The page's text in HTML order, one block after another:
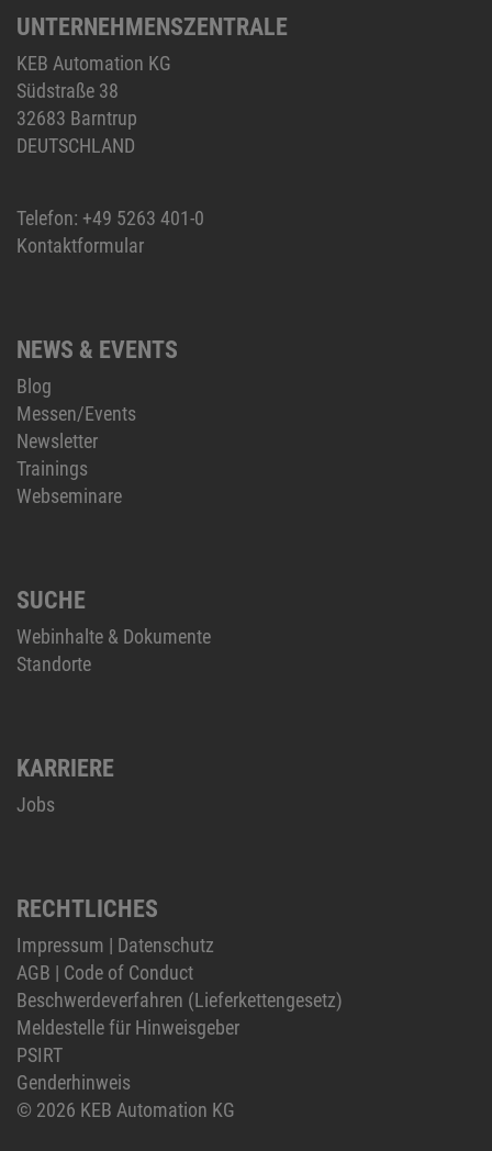
UNTERNEHMENSZENTRALE
KEB Automation KG
Südstraße 38
32683 Barntrup
DEUTSCHLAND
Telefon: +49 5263 401-0
Kontaktformular
NEWS & EVENTS
Blog
Messen/Events
Newsletter
Trainings
Webseminare
SUCHE
Webinhalte & Dokumente
Standorte
KARRIERE
Jobs
RECHTLICHES
Impressum | Datenschutz
AGB | Code of Conduct
Beschwerdeverfahren (Lieferkettengesetz)
Meldestelle für Hinweisgeber
PSIRT
Genderhinweis
© 2026 KEB Automation KG